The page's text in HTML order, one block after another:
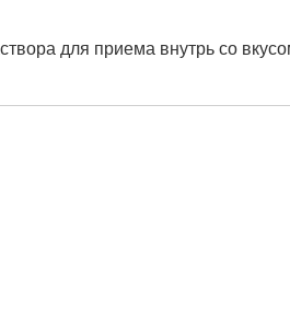
для приема внутрь со